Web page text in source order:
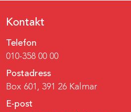
Kontakt
Telefon
010-358 00 00
Postadress
Box 601, 391 26 Kalmar
E-post